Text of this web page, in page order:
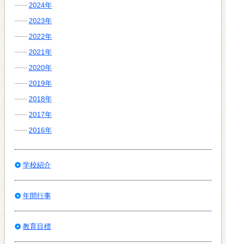
2024年
2023年
2022年
2021年
2020年
2019年
2018年
2017年
2016年
学校紹介
年間行事
教育目標